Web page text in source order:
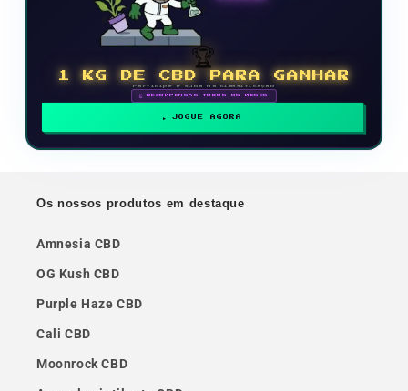
🏆
1 KG DE CBD PARA GANHAR
Participe e suba na classificação
🗓 RECOMPENSAS TODOS OS MESES
JOGUE AGORA
Os nossos produtos em destaque
Amnesia CBD
OG Kush CBD
Purple Haze CBD
Cali CBD
Moonrock CBD